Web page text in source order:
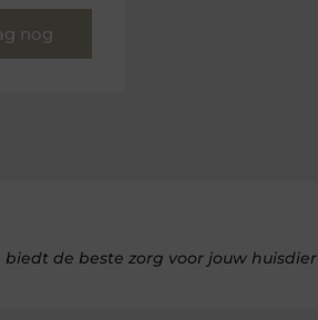
nog
de beste zorg voor jouw huisdier